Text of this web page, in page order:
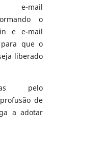
e-mail
o
e e-mail
que o
liberado
pelo
de
a adotar